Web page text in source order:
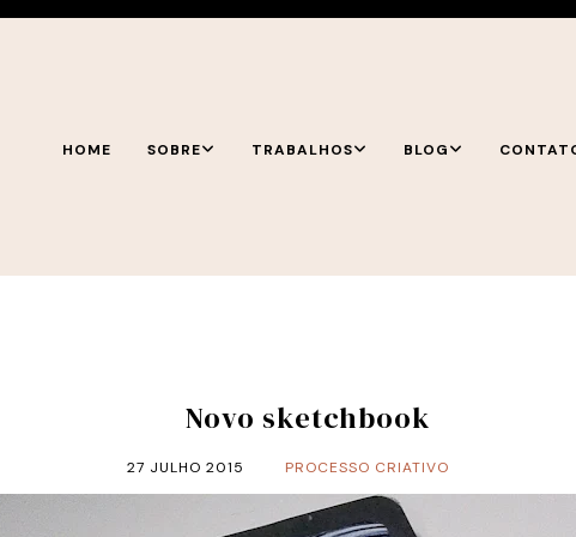
HOME SOBRE TRABALHOS BLOG
Novo sketchbook
27 JULHO 2015 PROCESSO CRIATIVO